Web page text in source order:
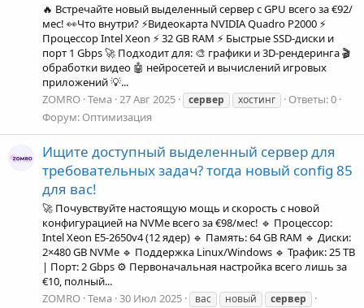
🔥 Встречайте новый выделенный сервер с GPU всего за €92/
мес! 👀Что внутри? ⚡Видеокарта NVIDIA Quadro P2000 ⚡
Процессор Intel Xeon ⚡ 32 GB RAM ⚡ Быстрые SSD-диски и
порт 1 Gbps 🚀 Подходит для: 🎨 графики и 3D-рендеринга 🎬
обработки видео 🤖 нейросетей и вычислений игровых
приложений 💡...
ZOMRO Тема 27 Авг 2025 сервер хостинг
Ответы: 0
Форум: Оптимизация
Ищите доступный выделенный сервер для
требовательных задач? тогда новый config 85
для вас!
🚀 Почувствуйте настоящую мощь и скорость с новой
конфигурацией на NVMe всего за €98/мес! 🔹 Процессор:
Intel Xeon E5-2650v4 (12 ядер) 🔹 Память: 64 GB RAM 🔹 Диски:
2×480 GB NVMe 🔹 Поддержка Linux/Windows 🔹 Трафик: 25 TB
| Порт: 2 Gbps ⚙️ Первоначальная настройка всего лишь за
€10, полный...
ZOMRO Тема 30 Июл 2025 вас новый сервер